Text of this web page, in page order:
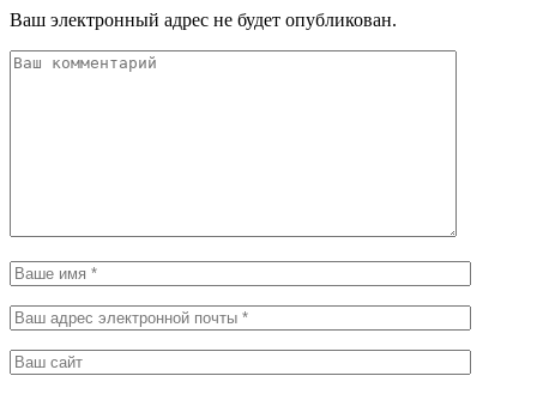
Ваш электронный адрес не будет опубликован.